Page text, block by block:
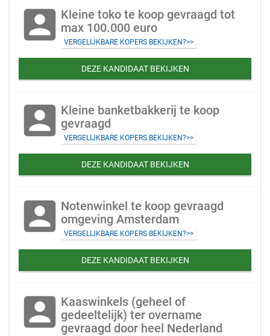
account_box Kleine toko te koop gevraagd tot
max 100.000 euro
VERGELIJKBARE KOPERS BEKIJKEN?>>
DEZE KANDIDAAT BEKIJKEN
account_box Kleine banketbakkerij te koop
gevraagd
VERGELIJKBARE KOPERS BEKIJKEN?>>
DEZE KANDIDAAT BEKIJKEN
account_box Notenwinkel te koop gevraagd
omgeving Amsterdam
VERGELIJKBARE KOPERS BEKIJKEN?>>
DEZE KANDIDAAT BEKIJKEN
account_box Kaaswinkels (geheel of
gedeeltelijk) ter overname
gevraagd door heel Nederland